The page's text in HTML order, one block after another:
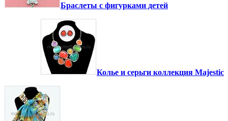
Браслеты с фигурками детей
Колье и серьги коллекция Majestic